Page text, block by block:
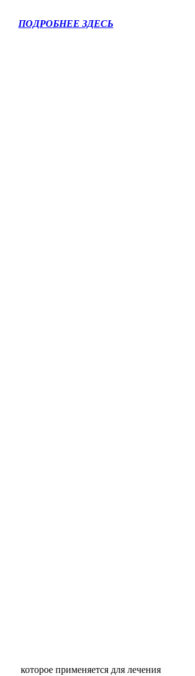
ПОДРОБНЕЕ ЗДЕСЬ